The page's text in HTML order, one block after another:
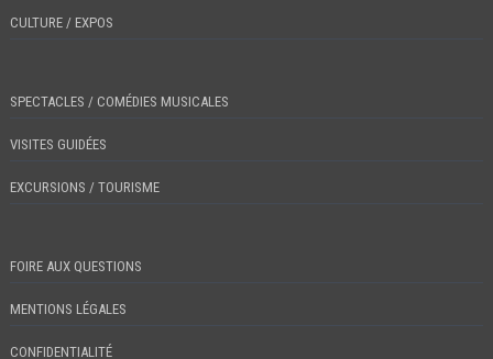
CULTURE / EXPOS
SPECTACLES / COMÉDIES MUSICALES
VISITES GUIDÉES
EXCURSIONS / TOURISME
FOIRE AUX QUESTIONS
MENTIONS LÉGALES
CONFIDENTIALITÉ